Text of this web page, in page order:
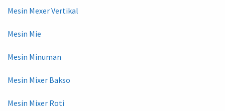
Mesin Mexer Vertikal
Mesin Mie
Mesin Minuman
Mesin Mixer Bakso
Mesin Mixer Roti